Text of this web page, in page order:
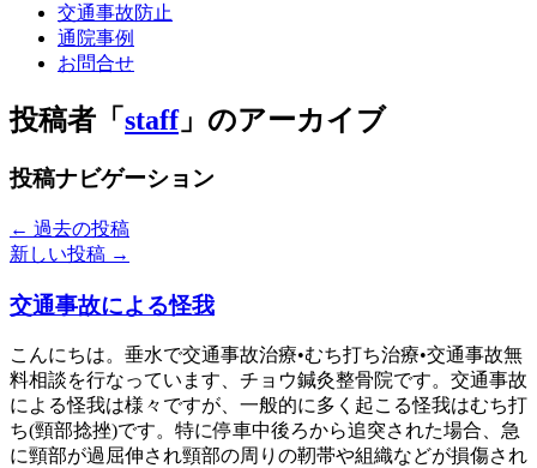
交通事故防止
通院事例
お問合せ
投稿者「 staff」のアーカイブ
投稿ナビゲーション
← 過去の投稿
新しい投稿 →
交通事故による怪我
こんにちは。垂水で交通事故治療•むち打ち治療•交通事故無
料相談を行なっています、チョウ鍼灸整骨院です。交通事故
による怪我は様々ですが、一般的に多く起こる怪我はむち打
ち(頸部捻挫)です。特に停車中後ろから追突された場合、急
に頸部が過屈伸され頸部の周りの靭帯や組織などが損傷され